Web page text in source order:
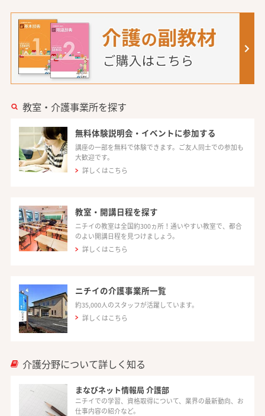
教室・介護事業所を探す
無料体験説明会・イベントに参加する
講座の一部を無料で体験できます。ご友人同士での参加も
大歓迎です。
詳しくはこちら
教室・開講日程を探す
ニチイの教室は全国約300ヵ所！通いやすい教室で、都合
のよい開講日程を見つけましょう。
詳しくはこちら
ニチイの介護事業所一覧
約35,000人のスタッフが活躍しています。
詳しくはこちら
介護分野について詳しく知る
まなびネット情報局 介護部
ニチイでの学習、資格取得について、業界の最新動向、お
仕事内容の紹介など。